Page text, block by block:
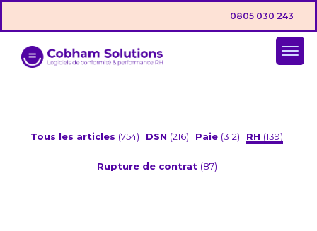
0805 030 243
Tous les articles (754) DSN (216) Paie (312) RH (139)
Rupture de contrat (87)